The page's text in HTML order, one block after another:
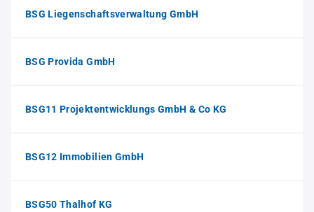
BSG Liegenschaftsverwaltung GmbH
BSG Provida GmbH
BSG11 Projektentwicklungs GmbH & Co KG
BSG12 Immobilien GmbH
BSG50 Thalhof KG